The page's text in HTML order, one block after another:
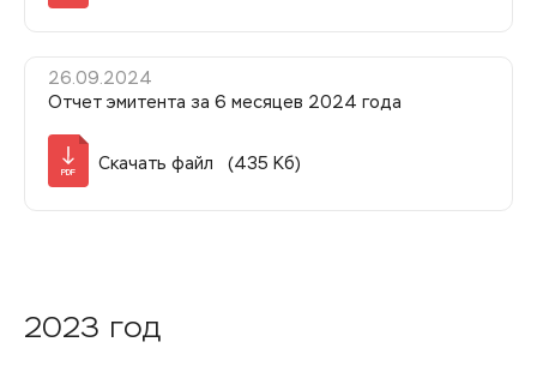
26.09.2024
Отчет эмитента за 6 месяцев 2024 года
PDF
Скачать файл (435 Кб)
2023 год